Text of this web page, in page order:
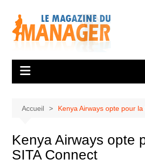
contenu
Accueil Kenya Airways opte pour la
Kenya Airways opte
SITA Connect